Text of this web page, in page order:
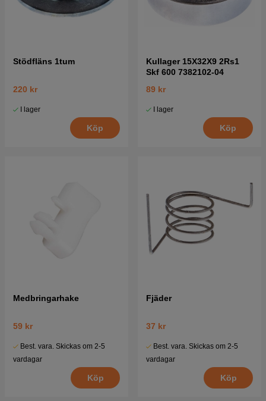
Stödfläns 1tum
220 kr
I lager
Köp
Kullager 15X32X9 2Rs1
Skf 600 7382102-04
89 kr
I lager
Köp
Medbringarhake
59 kr
Best. vara. Skickas om 2-5
vardagar
Köp
Fjäder
37 kr
Best. vara. Skickas om 2-5
vardagar
Köp